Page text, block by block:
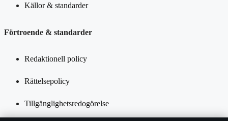
Källor & standarder
Förtroende & standarder
Redaktionell policy
Rättelsepolicy
Tillgänglighetsredogörelse